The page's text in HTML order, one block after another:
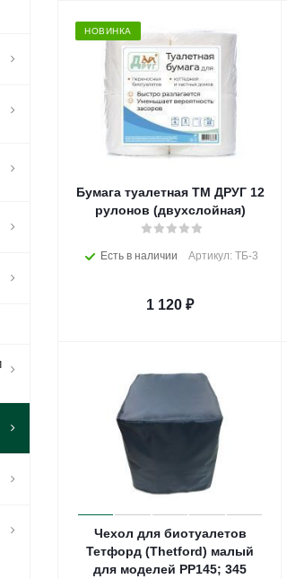
НОВИНКА
Бумага туалетная ТМ ДРУГ 12
рулонов (двухслойная)
Есть в наличии Артикул: ТБ-3
1 120 ₽
Чехол для биотуалетов
Тетфорд (Thetford) малый
для моделей PP145; 345